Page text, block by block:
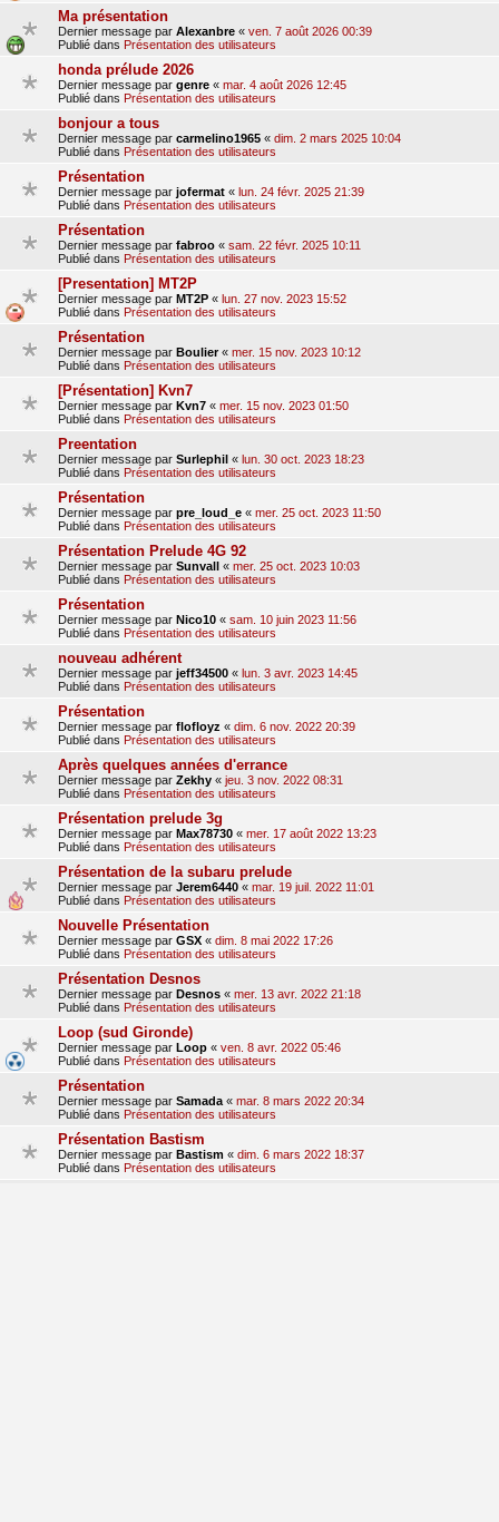
Ma présentation
Dernier message par Alexanbre « ven. 7 août 2026 00:39
Publié dans Présentation des utilisateurs
honda prélude 2026
Dernier message par genre « mar. 4 août 2026 12:45
Publié dans Présentation des utilisateurs
bonjour a tous
Dernier message par carmelino1965 « dim. 2 mars 2025 10:04
Publié dans Présentation des utilisateurs
Présentation
Dernier message par jofermat « lun. 24 févr. 2025 21:39
Publié dans Présentation des utilisateurs
Présentation
Dernier message par fabroo « sam. 22 févr. 2025 10:11
Publié dans Présentation des utilisateurs
[Presentation] MT2P
Dernier message par MT2P « lun. 27 nov. 2023 15:52
Publié dans Présentation des utilisateurs
Présentation
Dernier message par Boulier« mer. 15 nov. 2023 10:12
Publié dans Présentation des utilisateurs
[Présentation] Kvn7
Dernier message par Kvn7 « mer. 15 nov. 2023 01:50
Publié dans Présentation des utilisateurs
Preentation
Dernier message par Surlephil « lun. 30 oct. 2023 18:23
Publié dans Présentation des utilisateurs
Présentation
Dernier message par pre_loud_e « mer. 25 oct. 2023 11:50
Publié dans Présentation des utilisateurs
Présentation Prelude 4G 92
Dernier message par Sunvall « mer. 25 oct. 2023 10:03
Publié dans Présentation des utilisateurs
Présentation
Dernier message par Nico10 « sam. 10 juin 2023 11:56
Publié dans Présentation des utilisateurs
nouveau adhérent
Dernier message par jeff34500 « lun. 3 avr. 2023 14:45
Publié dans Présentation des utilisateurs
Présentation
Dernier message par flofloyz « dim. 6 nov. 2022 20:39
Publié dans Présentation des utilisateurs
Après quelques années d'errance
Dernier message par Zekhy « jeu. 3 nov. 2022 08:31
Publié dans Présentation des utilisateurs
Présentation prelude 3g
Dernier message par Max78730 « mer. 17 août 2022 13:23
Publié dans Présentation des utilisateurs
Présentation de la subaru prelude
Dernier message par Jerem6440 « mar. 19 juil. 2022 11:01
Publié dans Présentation des utilisateurs
Nouvelle Présentation
Dernier message par GSX « dim. 8 mai 2022 17:26
Publié dans Présentation des utilisateurs
Présentation Desnos
Dernier message par Desnos « mer. 13 avr. 2022 21:18
Publié dans Présentation des utilisateurs
Loop (sud Gironde)
Dernier message par Loop « ven. 8 avr. 2022 05:46
Publié dans Présentation des utilisateurs
Présentation
Dernier message par Samada « mar. 8 mars 2022 20:34
Publié dans Présentation des utilisateurs
Présentation Bastism
Dernier message par Bastism « dim. 6 mars 2022 18:37
Publié dans Présentation des utilisateurs